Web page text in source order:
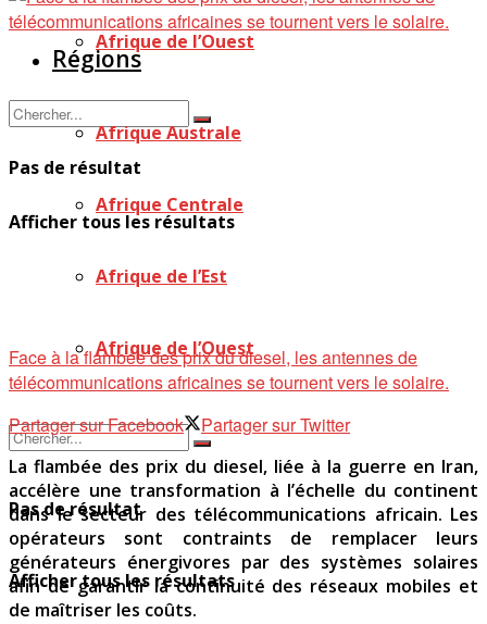
Afrique de l’Ouest
Pas de résultat
Afficher tous les résultats
Régions
Afrique Australe
Afrique Centrale
Afrique de l’Est
Afrique de l’Ouest
Pas de résultat
Afficher tous les résultats
Face à la flambée des prix du diesel, les antennes de
télécommunications africaines se tournent vers le solaire.
Partager sur Facebook
Partager sur Twitter
La flambée des prix du diesel, liée à la guerre en Iran,
accélère une transformation à l’échelle du continent
dans le secteur des télécommunications africain. Les
opérateurs sont contraints de remplacer leurs
générateurs énergivores par des systèmes solaires
afin de garantir la continuité des réseaux mobiles et
de maîtriser les coûts.